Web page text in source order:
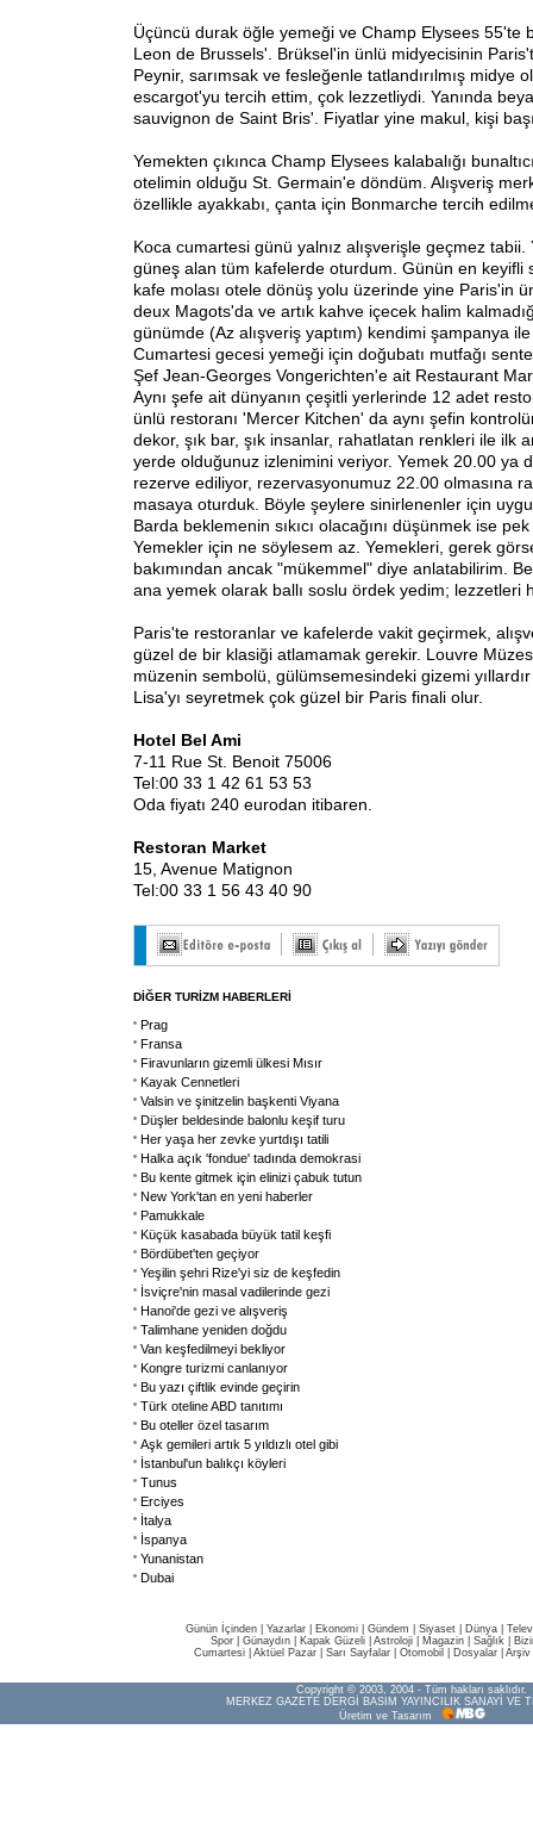
Üçüncü durak öğle yemeği ve Champ Elysees 55'te
Leon de Brussels'. Brüksel'in ünlü midyecisinin
Peynir, sarımsak ve fesleğenle tatlandırılmış midye
escargot'yu tercih ettim, çok lezzetliydi. Yanında
sauvignon de Saint Bris'. Fiyatlar yine makul, kişi
Yemekten çıkınca Champ Elysees kalabalığı
otelimin olduğu St. Germain'e döndüm. Alışveriş
özellikle ayakkabı, çanta için Bonmarche tercih
Koca cumartesi günü yalnız alışverişle geçmez
güneş alan tüm kafelerde oturdum. Günün en keyifli
kafe molası otele dönüş yolu üzerinde yine Paris'in
deux Magots'da ve artık kahve içecek halim
günümde (Az alışveriş yaptım) kendimi şampanya
Cumartesi gecesi yemeği için doğubatı mutfağı
Şef Jean-Georges Vongerichten'e ait Restaurant
Aynı şefe ait dünyanın çeşitli yerlerinde 12 adet
ünlü restoranı 'Mercer Kitchen' da aynı şefin
dekor, şık bar, şık insanlar, rahatlatan renkleri ile ilk
yerde olduğunuz izlenimini veriyor. Yemek 20.00 ya
rezerve ediliyor, rezervasyonumuz 22.00 olmasına
masaya oturduk. Böyle şeylere sinirlenenler için
Barda beklemenin sıkıcı olacağını düşünmek ise
Yemekler için ne söylesem az. Yemekleri, gerek
bakımından ancak "mükemmel" diye anlatabilirim.
ana yemek olarak ballı soslu ördek yedim; lezzetleri
Paris'te restoranlar ve kafelerde vakit geçirmek,
güzel de bir klasiği atlamamak gerekir. Louvre
müzenin sembolü, gülümsemesindeki gizemi
Lisa'yı seyretmek çok güzel bir Paris finali olur.
Hotel Bel Ami
7-11 Rue St. Benoit 75006
Tel:00 33 1 42 61 53 53
Oda fiyatı 240 eurodan itibaren.
Restoran Market
15, Avenue Matignon
Tel:00 33 1 56 43 40 90
DİĞER TURİZM HABERLERİ
Prag
Fransa
Firavunların gizemli ülkesi Mısır
Kayak Cennetleri
Valsin ve şinitzelin başkenti Viyana
Düşler beldesinde balonlu keşif turu
Her yaşa her zevke yurtdışı tatili
Halka açık 'fondue' tadında demokrasi
Bu kente gitmek için elinizi çabuk tutun
New York'tan en yeni haberler
Pamukkale
Küçük kasabada büyük tatil keşfi
Bördübet'ten geçiyor
Yeşilin şehri Rize'yi siz de keşfedin
İsviçre'nin masal vadilerinde gezi
Hanoi'de gezi ve alışveriş
Talimhane yeniden doğdu
Van keşfedilmeyi bekliyor
Kongre turizmi canlanıyor
Bu yazı çiftlik evinde geçirin
Türk oteline ABD tanıtımı
Bu oteller özel tasarım
Aşk gemileri artık 5 yıldızlı otel gibi
İstanbul'un balıkçı köyleri
Tunus
Erciyes
İtalya
İspanya
Yunanistan
Dubai
Günün İçinden Yazarlar Ekonomi Gündem Siyaset Dünya |
Spor
Günaydın Kapak Güzeli Astroloji Magazin Sağlık
Cumartesi| Aktüel Pazar| Sarı Sayfalar| Otomobil Dosyalar| Arşiv
Copyright © 2003, 2004 - Tüm hakları saklıdır.
MERKEZ GAZETE DERGİ BASIM YAYINCILIK SANAYİ VE
Üretim ve Tasarım